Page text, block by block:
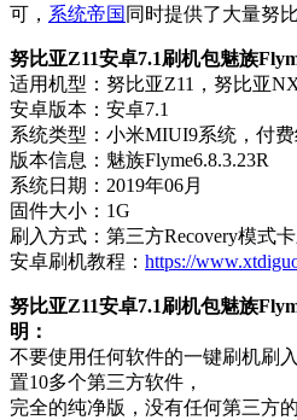
可， 系统帝国 同时提供了大量努
努比亚Z11安卓7.1刷机包魅族
适用机型：努比亚Z11，努比亚
安卓版本：安卓7.1
系统类型：小米MIUI9系统，付费
版本信息：魅族Flyme6.8.3.23R
系统日期：2019年06月
固件大小：1G
刷入方式：第三方Recovery模式卡
安卓刷机教程： https://
努比亚Z11安卓7.1刷机包魅族
明：
不要使用任何软件的一键刷机刷
置10多个第三方软件，
完全的纯净版，没有任何第三方